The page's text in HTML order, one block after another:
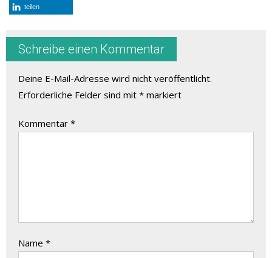
teilen
Schreibe einen Kommentar
Deine E-Mail-Adresse wird nicht veröffentlicht.
Erforderliche Felder sind mit * markiert
Kommentar *
Name *